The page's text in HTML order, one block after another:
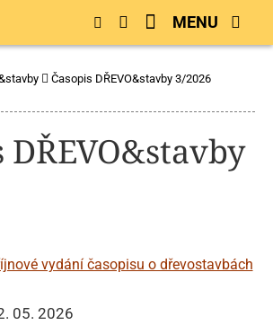
Časopis DŘEVO&stavby 3/2026
DŘEVO&stavby
05. 2026
MENU